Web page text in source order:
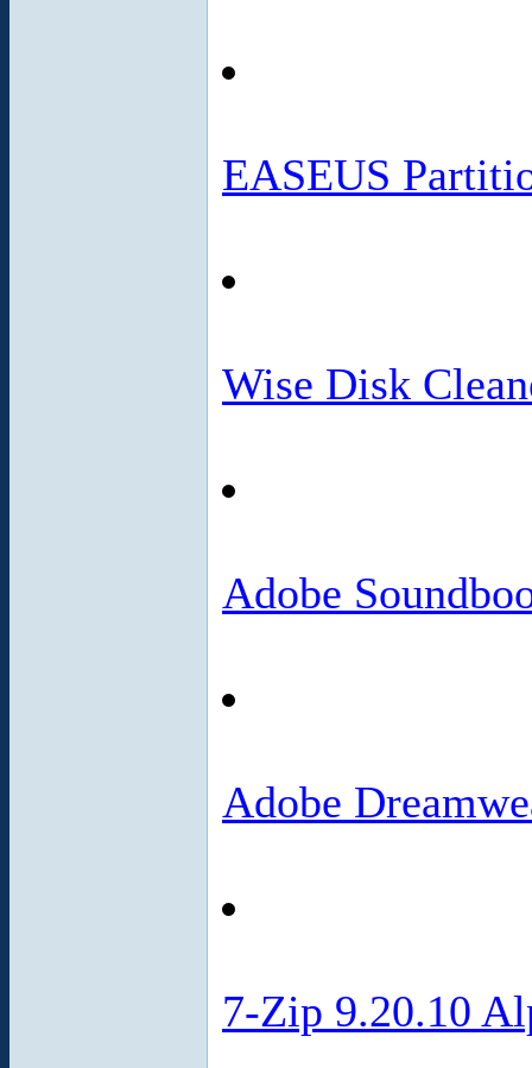
EASEUS
Wise Disk
Adobe
Adobe
7-Zip 9.20.10